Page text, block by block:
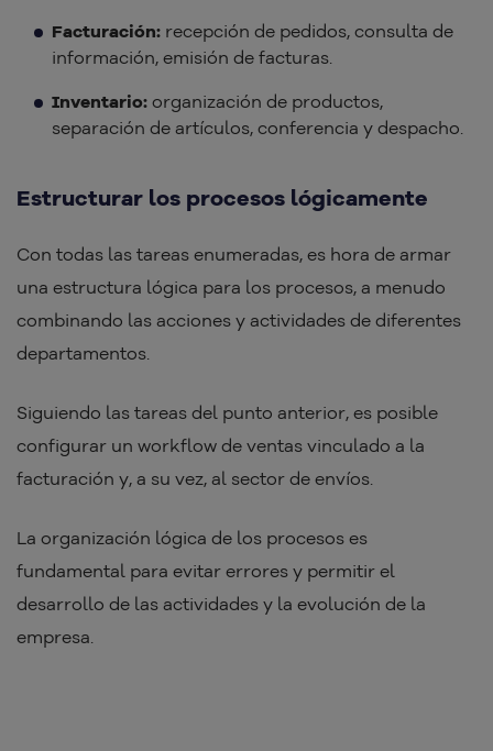
Facturación: recepción de pedidos, consulta de
información, emisión de facturas.
Inventario: organización de productos,
separación de artículos, conferencia y despacho.
Estructurar los procesos lógicamente
Con todas las tareas enumeradas, es hora de armar
una estructura lógica para los procesos, a menudo
combinando las acciones y actividades de diferentes
departamentos.
Siguiendo las tareas del punto anterior, es posible
configurar un workflow de ventas vinculado a la
facturación y, a su vez, al sector de envíos.
La organización lógica de los procesos es
fundamental para evitar errores y permitir el
desarrollo de las actividades y la evolución de la
empresa.